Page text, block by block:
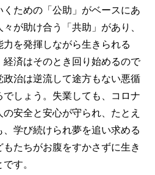
ための「公助」がベースにあ
が助け合う「共助」があり、
を発揮しながら生きられる
経済はそのとき回り始めるので
治は逆流して途方もない悪循
しょう。失業しても、コロナ
安全と安心が守られ、たとえ
学び続けられ夢を追い求める
たちがお腹をすかさずに生き
す。